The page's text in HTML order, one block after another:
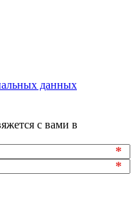
данных
с вами в
*
*